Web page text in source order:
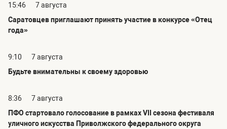
15:46
7 августа
Саратовцев приглашают принять участие в конкурсе «Отец
года»
9:10
7 августа
Будьте внимательны к своему здоровью
8:36
7 августа
ПФО стартовало голосование в рамках VII сезона фестиваля
уличного искусства Приволжского федерального округа